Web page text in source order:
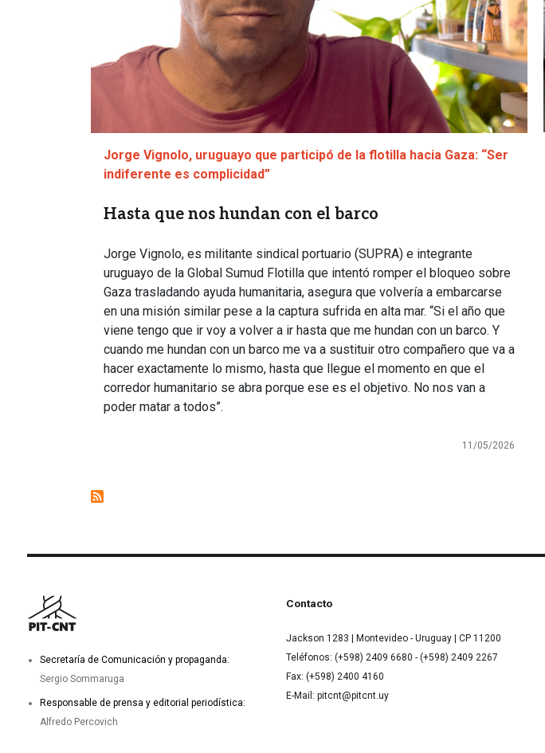
Jorge Vignolo, uruguayo que participó de la flotilla hacia Gaza: “Ser
indiferente es complicidad”
Hasta que nos hundan con el barco
Jorge Vignolo, es militante sindical portuario (SUPRA) e integrante
uruguayo de la Global Sumud Flotilla que intentó romper el bloqueo sobre
Gaza trasladando ayuda humanitaria, asegura que volvería a embarcarse
en una misión similar pese a la captura sufrida en alta mar. “Si el año que
viene tengo que ir voy a volver a ir hasta que me hundan con un barco. Y
cuando me hundan con un barco me va a sustituir otro compañero que va a
hacer exactamente lo mismo, hasta que llegue el momento en que el
corredor humanitario se abra porque ese es el objetivo. No nos van a
poder matar a todos”.
11/05/2026
Secretaría de Comunicación y propaganda:
Sergio Sommaruga
Responsable de prensa y editorial periodística:
Alfredo Percovich
Contacto
Jackson 1283 | Montevideo - Uruguay | CP 11200
Teléfonos: (+598) 2409 6680 - (+598) 2409 2267
Fax: (+598) 2400 4160
E-Mail: pitcnt@pitcnt.uy